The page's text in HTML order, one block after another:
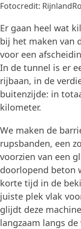
Fotocredit:
Er gaan heel wat
bij het maken van
voor een
In de tunnel is er
rijbaan, in de
buitenzijde: in
kilometer.
We maken de
rupsbanden, een
voorzien van een
doorlopend beton
korte tijd in de
juiste plek vlak
glijdt deze
langzaam langs